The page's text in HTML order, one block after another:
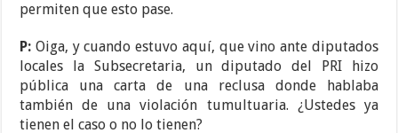
permiten que esto pase.
P: Oiga, y cuando estuvo aquí, que vino ante diputados
locales la Subsecretaria, un diputado del PRI hizo
pública una carta de una reclusa donde hablaba
también de una violación tumultuaria. ¿Ustedes ya
tienen el caso o no lo tienen?